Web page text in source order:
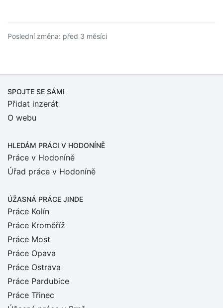
Poslední změna: před 3 měsíci
SPOJTE SE SÁMI
Přidat inzerát
O webu
HLEDÁM PRÁCI V HODONÍNĚ
Práce v Hodoníně
Úřad práce v Hodoníně
ÚŽASNÁ PRÁCE JINDE
Práce Kolín
Práce Kroměříž
Práce Most
Práce Opava
Práce Ostrava
Práce Pardubice
Práce Třinec